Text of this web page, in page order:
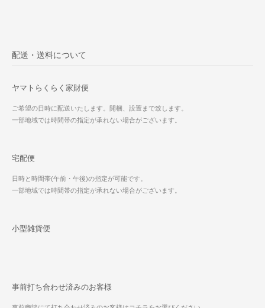
配送・送料について
ヤマトらくらく家財便
ご希望の日時に配送いたします。開梱、設置まで致します。
一部地域では時間帯の指定が承れない場合がございます。
宅配便
日時と時間帯(午前・午後)の指定が可能です。
一部地域では時間帯の指定が承れない場合がございます。
小型雑貨便
事前打ち合わせ済みのお客様